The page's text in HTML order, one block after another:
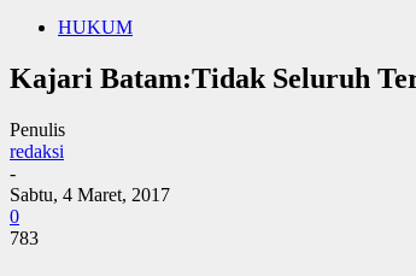
HUKUM
Kajari Batam:Tidak Seluruh
Penulis
redaksi
-
Sabtu, 4 Maret, 2017
0
783